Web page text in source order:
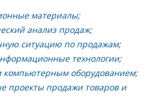
материалы;
анализ продаж;
ситуацию по продажам;
технологии;
компьютерным оборудованием;
проекты продажи товаров и